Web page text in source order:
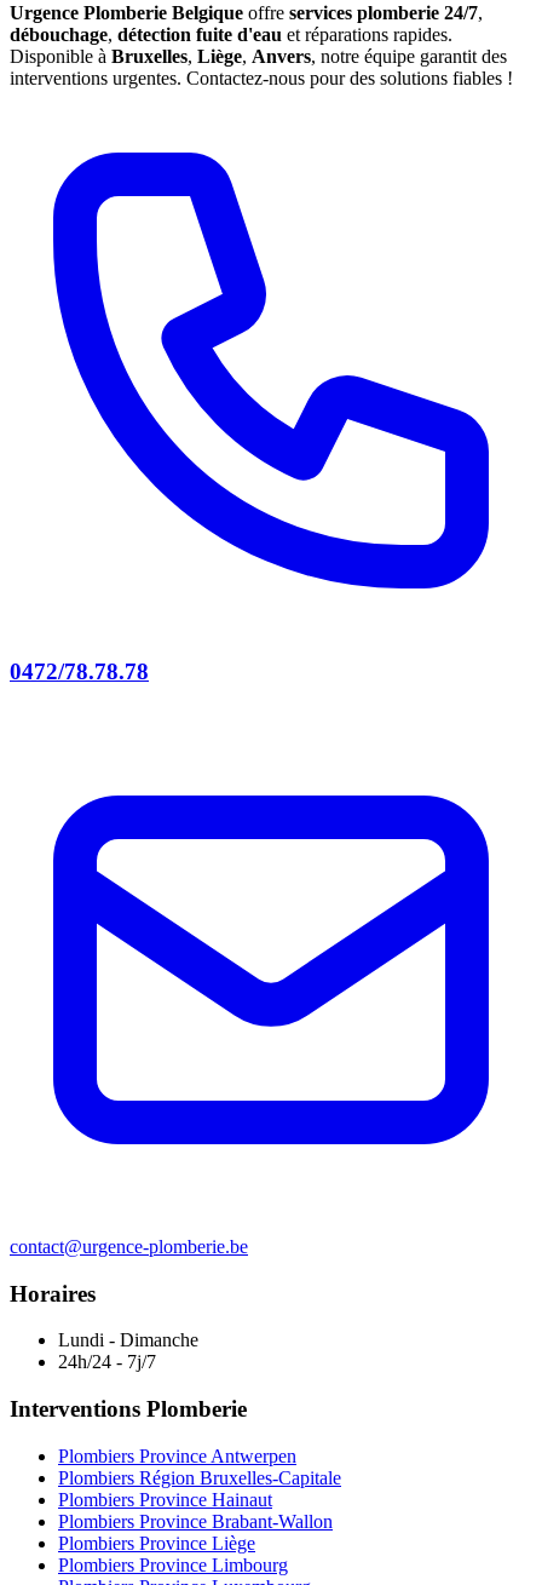
Urgence Plomberie Belgique offre services plomberie 24/7,
débouchage, détection fuite d'eau et réparations rapides.
Disponible à Bruxelles, Liège, Anvers, notre équipe garantit des
interventions urgentes. Contactez-nous pour des solutions fiables !
0472/78.78.78
contact@urgence-plomberie.be
Horaires
Lundi - Dimanche
24h/24 - 7j/7
Interventions Plomberie
Plombiers Province Antwerpen
Plombiers Région Bruxelles-Capitale
Plombiers Province Hainaut
Plombiers Province Brabant-Wallon
Plombiers Province Liège
Plombiers Province Limbourg